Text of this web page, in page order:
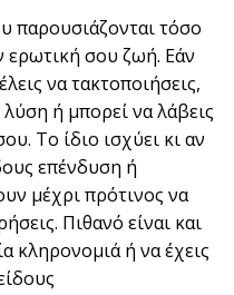
παρουσιάζονται τόσο
ερωτική σου ζωή. Εάν
να τακτοποιήσεις,
ή μπορεί να λάβεις
Το ίδιο ισχύει κι αν
επένδυση ή
μέχρι πρότινος να
Πιθανό είναι και
κληρονομιά ή να έχεις